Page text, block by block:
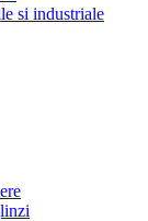
si industriale